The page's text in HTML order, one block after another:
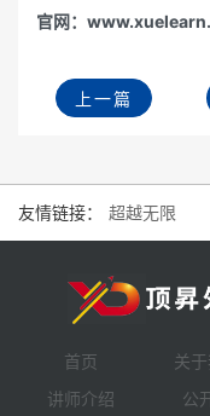
官网：
上一篇
友情链接： 超越无限
首页 关
讲师介绍
公